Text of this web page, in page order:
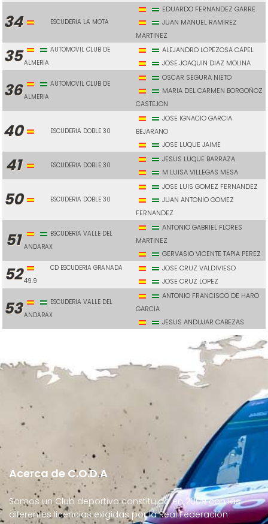
34 ESCUDERIA LA MOTA
EDUARDO FERNANDEZ GARRE
JUAN MANUEL RAMIREZ
MARTINEZ
35
AUTOMOVIL CLUB DE
ALMERIA
ALEJANDRO LOPEZOSA CAPEL
JOSE JOAQUIN DIAZ MOLINA
36
AUTOMOVIL CLUB DE
ALMERIA
OSCAR SEGURA NIETO
MARIA DEL CARMEN BORGOÑOZ
CASTEJON
40 ESCUDERIA DOBLE 30
JOSE IGNACIO GARCIA
BEJARANO
JOSE LUQUE JAIME
41 ESCUDERIA DOBLE 30
JESUS LUQUE BARRAZA
M LUISA VILLEGAS MESA
50 ESCUDERIA DOBLE 30
JOSE LUIS GOMEZ FERNANDEZ
JUAN ANTONIO GOMEZ
FERNANDEZ
51
ESCUDERIA VALLE DEL
ANDARAX
ANTONIO GABRIEL FLORES
MARTINEZ
GERVASIO VICENTE TAPIA PEREZ
52
CD ESCUDERIA GRANADA
49.9
JOSE CRUZ VALDIVIESO
JOSE CRUZ LOPEZ
53
ESCUDERIA VALLE DEL
ANDARAX
ANTONIO FRANCISCO DE HARO
GARCIA
JESUS ANDUJAR CABEZAS
Acerca de C.O.D.A
Somos un Club deportivo constituido en 2009 con las
diferentes licencias exigidas por la Real Federación